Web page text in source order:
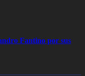
Fantino por sus